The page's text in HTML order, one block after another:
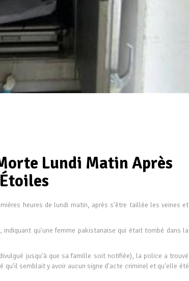
Lundi Matin Après
heures de lundi matin, après s'être taillée les veines et
qu'une femme pakistanaise qui était tombé dans la
jusqu'à que sa famille soit notifiée), la police a trouvé
qu'il semblait y avoir aucun signe d'acte criminel et qu'elle été